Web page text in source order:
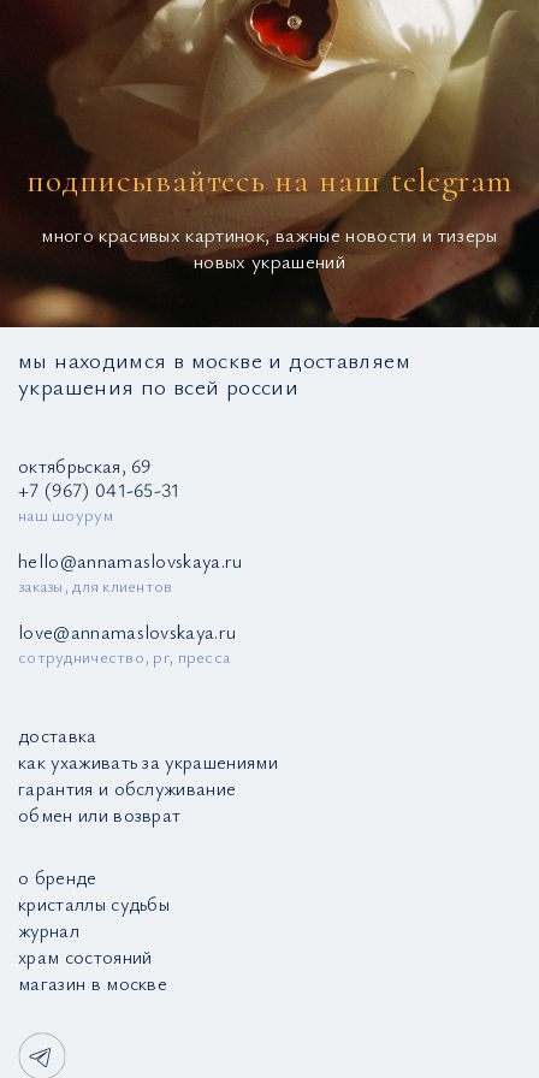
подписывайтесь на наш telegram
много красивых картинок, важные новости и тизеры
новых украшений
мы находимся в москве и доставляем
украшения по всей россии
октябрьская, 69
+7 (967) 041-65-31
наш шоурум
hello@annamaslovskaya.ru
заказы, для клиентов
love@annamaslovskaya.ru
сотрудничество, pr, пресса
доставка
как ухаживать за украшениями
гарантия и обслуживание
обмен или возврат
о бренде
кристаллы судьбы
журнал
храм состояний
магазин в москве